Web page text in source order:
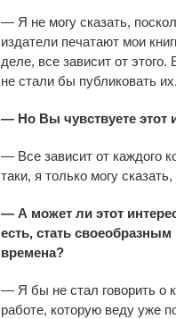
— Я не могу сказать,
издатели печатают мои
деле, все зависит от
не стали бы публиковать их.
— Но Вы чувствуете этот
— Все зависит от каждого
таки, я только могу
— А может ли этот
есть, стать
времена?
— Я бы не стал говорить о
работе, которую веду уже